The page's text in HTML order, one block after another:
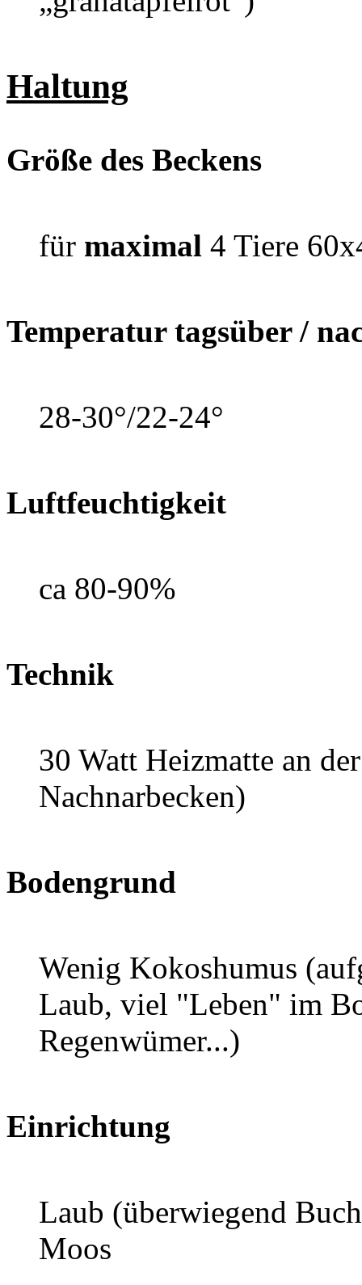
Haltung
Größe des Beckens
für maximal 4 Tiere
Temperatur tagsüber /
28-30°/22-24°
Luftfeuchtigkeit
ca 80-90%
Technik
30 Watt Heizmatte an
Nachnarbecken)
Bodengrund
Wenig Kokoshumus
Laub, viel "Leben" im
Regenwümer...)
Einrichtung
Laub (überwiegend
Moos